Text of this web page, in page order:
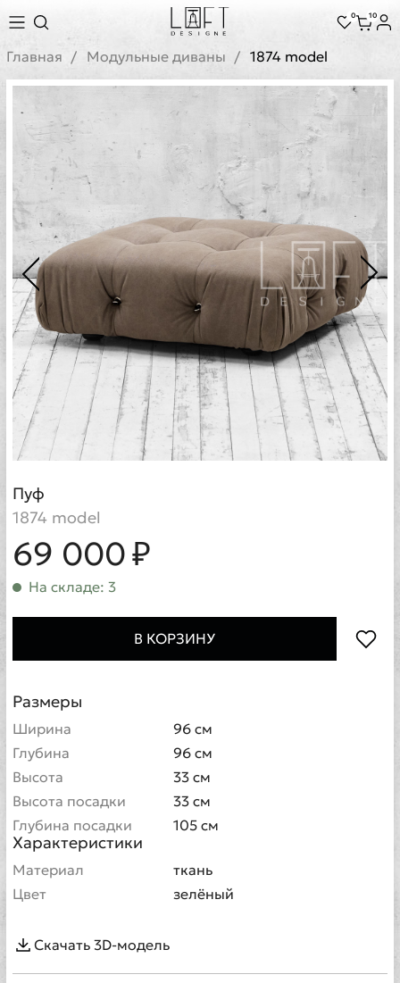
0 10
Главная Модульные диваны 1874 model
Пуф
1874 model
69 000 ₽
На складе: 3
В КОРЗИНУ
Размеры
Ширина
96 см
Глубина
96 см
Высота
33 см
Высота посадки
33 см
Глубина посадки
105 см
Характеристики
Материал
ткань
Цвет
зелёный
Скачать 3D-модель